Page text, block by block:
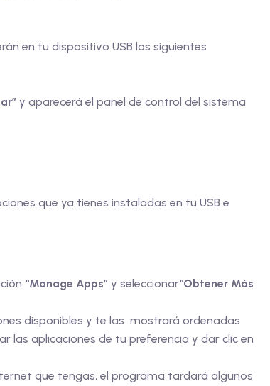
en tu dispositivo USB los siguientes
y aparecerá el panel de control del sistema
que ya tienes instaladas en tu USB e
“Manage Apps” y seleccionar“Obtener Más
disponibles y te las mostrará ordenadas
las aplicaciones de tu preferencia y dar clic en
que tengas, el programa tardará algunos